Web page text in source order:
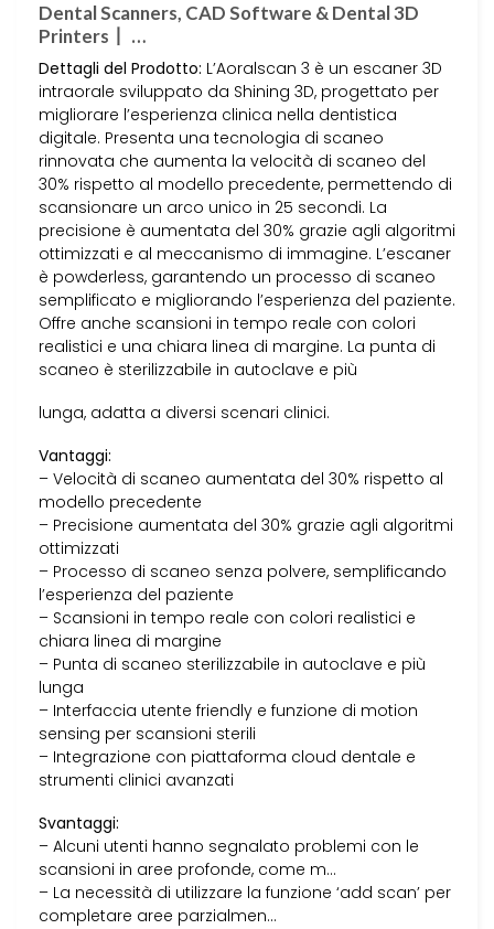
Dental Scanners, CAD Software & Dental 3D
Printers丨 …
Dettagli del Prodotto: L’Aoralscan 3 è un escaner 3D
intraorale sviluppato da Shining 3D, progettato per
migliorare l’esperienza clinica nella dentistica
digitale. Presenta una tecnologia di scaneo
rinnovata che aumenta la velocità di scaneo del
30% rispetto al modello precedente, permettendo di
scansionare un arco unico in 25 secondi. La
precisione è aumentata del 30% grazie agli algoritmi
ottimizzati e al meccanismo di immagine. L’escaner
è powderless, garantendo un processo di scaneo
semplificato e migliorando l’esperienza del paziente.
Offre anche scansioni in tempo reale con colori
realistici e una chiara linea di margine. La punta di
scaneo è sterilizzabile in autoclave e più
lunga, adatta a diversi scenari clinici.
Vantaggi:
– Velocità di scaneo aumentata del 30% rispetto al
modello precedente
– Precisione aumentata del 30% grazie agli algoritmi
ottimizzati
– Processo di scaneo senza polvere, semplificando
l’esperienza del paziente
– Scansioni in tempo reale con colori realistici e
chiara linea di margine
– Punta di scaneo sterilizzabile in autoclave e più
lunga
– Interfaccia utente friendly e funzione di motion
sensing per scansioni sterili
– Integrazione con piattaforma cloud dentale e
strumenti clinici avanzati
Svantaggi:
– Alcuni utenti hanno segnalato problemi con le
scansioni in aree profonde, come m…
– La necessità di utilizzare la funzione ‘add scan’ per
completare aree parzialmen…